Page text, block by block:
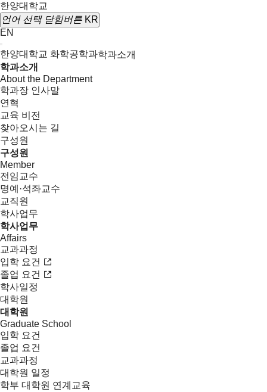
한양대학교
언어 선택 닫힘버튼 KR
EN
한양대학교 화학공학과학과소개
학과소개
About the Department
학과장 인사말
연혁
교육 비전
찾아오시는 길
구성원
구성원
Member
전임교수
명예·석좌교수
교직원
학사업무
학사업무
Affairs
교과과정
입학 요건
졸업 요건
학사일정
대학원
대학원
Graduate School
입학 요건
졸업 요건
교과과정
대학원 일정
학부 대학원 연계교육